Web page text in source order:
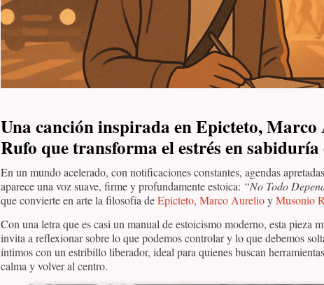
Una canción inspirada en Epicteto,
Rufo que transforma el estrés en
En un mundo acelerado, con notificaciones constantes, agendas
aparece una voz suave, firme y profundamente estoica: “No Todo
que convierte en arte la filosofía deEpicteto, Marco AurelioyMusonio
Con una letra que es casi un manual de estoicismo moderno, esta
invita a reflexionar sobre lo que podemos controlar y lo que debemos
íntimos con un estribillo liberador, ideal para quienes buscan
calma y volver al centro.